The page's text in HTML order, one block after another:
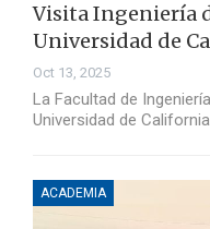
Visita Ingeniería
Universidad de
Oct 13, 2025
La Facultad de
Universidad de
ACADEMIA